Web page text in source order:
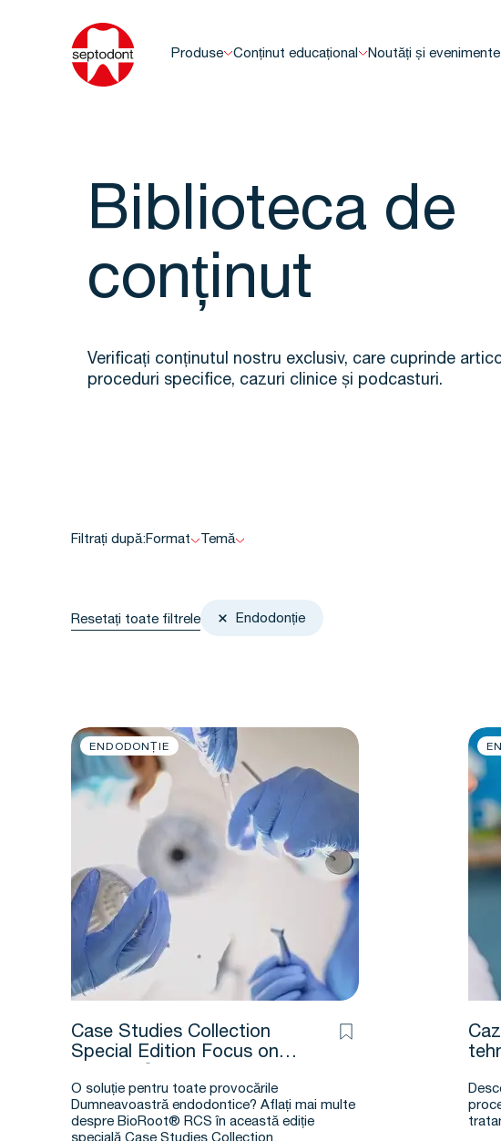
Produse Conținut educațional Noutăți și evenimente
Biblioteca de
conținut
Verificați conținutul nostru exclusiv, care cuprinde
proceduri specifice, cazuri clinice și podcasturi.
Filtrați după:Format Temă
Resetați toate filtrele Endodonție
ENDODONȚIE
Case Studies Collection
Special Edition Focus on
O soluție pentru toate provocările
Dumneavoastră endodontice? Aflați mai multe
despre BioRoot® RCS în această ediție